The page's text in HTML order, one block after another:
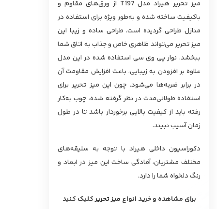
میز تحریر هیراد مدل T197 از ورق‌های مقاوم و
باکیفیت ساخته شده و به‌طور ویژه برای استفاده در
منازل طراحی گردیده است. طراحی ساده و زیبا این
میز تحریر می‌تواند ظاهری خاص و جذاب به اتاق شما
ببخشد. نوار پی وی سی استفاده شده در این مدل
علاوه بر افزودن به زیبایی، باعث افزایش مقاومت آن
در برابر ضربه‌ها می‌شود. چون این میز تحریر برای
استفاده طولانی‌مدت در نظر گرفته شده، چوب به‌کار
رفته باید از کیفیت بالایی برخوردار باشد تا در طول
زمان آسیب نبیند.
دکوراسیون داخلی هیراد با توجه به سلیقه‌های
مختلف مشتریان، آمادگی ساخت این میز در ابعاد و
رنگ دلخواه شما را دارد.
برای مشاهده و خرید انواع میز تحریرکلیک کنید